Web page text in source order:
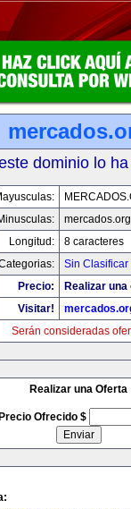
dominio lo
mercados.org
Longitud:
8 caracteres
Sin Clasificar
Precio:
Realizar
Visitar!
Serán consideradas
Realizar una Oferta
Precio Ofrecido $